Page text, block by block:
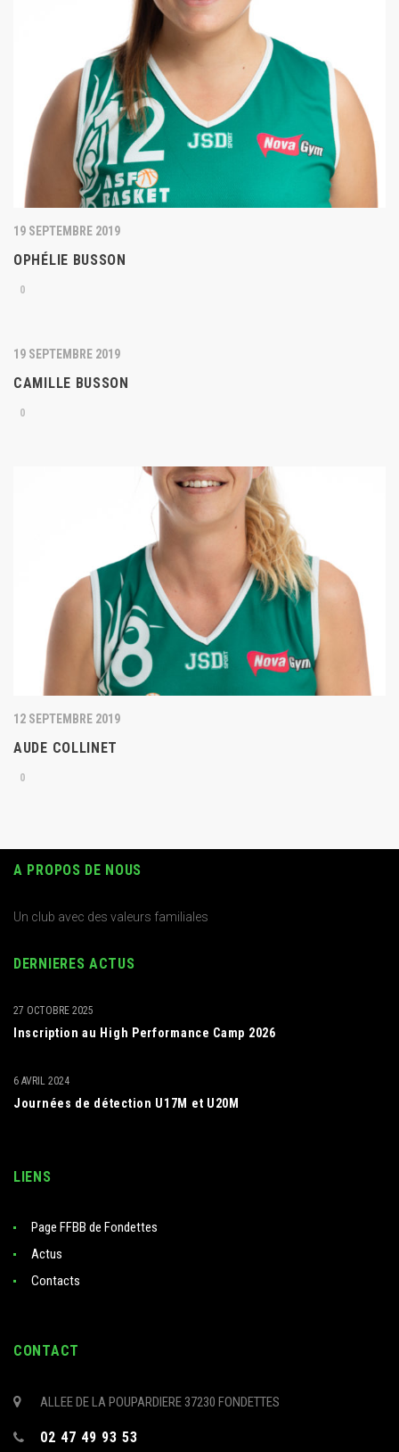
19 SEPTEMBRE 2019
OPHÉLIE BUSSON
0
19 SEPTEMBRE 2019
CAMILLE BUSSON
0
12 SEPTEMBRE 2019
AUDE COLLINET
0
A PROPOS DE NOUS
Un club avec des valeurs familiales
DERNIERES ACTUS
Inscription au High Performance Camp 2026
27 OCTOBRE 2025
Journées de détection U17M et U20M
6 AVRIL 2024
LIENS
Page FFBB de Fondettes
Actus
Contacts
CONTACT
ALLEE DE LA POUPARDIERE 37230 FONDETTES
02 47 49 93 53